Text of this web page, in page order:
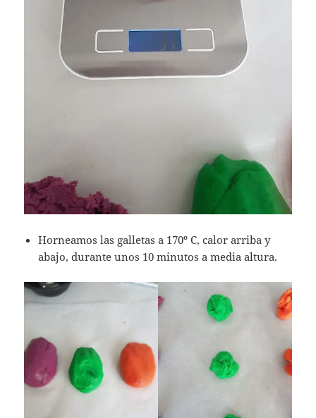
Horneamos las galletas a 170º C, calor arriba y
abajo, durante unos 10 minutos a media altura.